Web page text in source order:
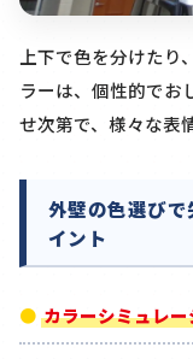
上下で色を分けた
ラーは、個性的でお
せ次第で、様々な表
外壁の色選び
イント
カラーシミュレ